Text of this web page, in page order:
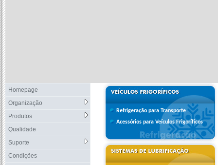
Homepage
Organização
Produtos
Qualidade
Suporte
Condições
Refrigeração para Transporte
Acessórios para Veículos Frigoríficos